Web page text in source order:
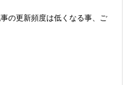
の更新頻度は低くなる事、ご